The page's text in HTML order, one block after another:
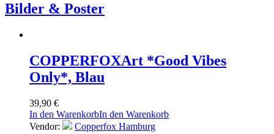
Bilder & Poster
COPPERFOXArt *Good Vibes
Only*, Blau
39,90 €
In den WarenkorbIn den Warenkorb
Vendor:
Copperfox Hamburg